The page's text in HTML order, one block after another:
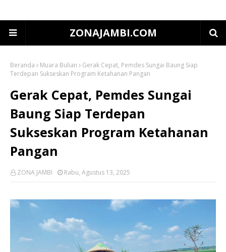
ZONAJAMBI.COM
Beranda Muara Bulian
Gerak Cepat, Pemdes Sungai Baung Siap
Terdepan Sukseskan Program Ketahanan Pangan
Gerak Cepat, Pemdes Sungai
Baung Siap Terdepan
Sukseskan Program Ketahanan
Pangan
ZONA JAMBI Rabu, Agustus 13, 2025